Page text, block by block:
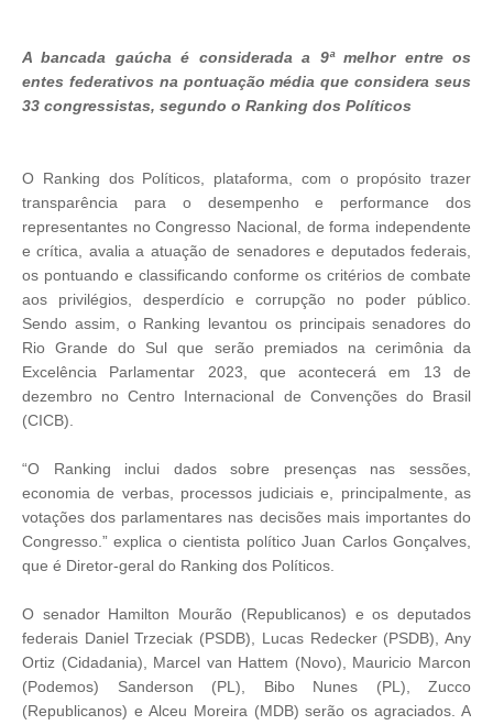
A bancada gaúcha é considerada a 9ª melhor entre os
entes federativos na pontuação média que considera seus
33 congressistas, segundo o Ranking dos Políticos
O Ranking dos Políticos, plataforma, com o propósito trazer
transparência para o desempenho e performance dos
representantes no Congresso Nacional, de forma independente
e crítica, avalia a atuação de senadores e deputados federais,
os pontuando e classificando conforme os critérios de combate
aos privilégios, desperdício e corrupção no poder público.
Sendo assim, o Ranking levantou os principais senadores do
Rio Grande do Sul que serão premiados na cerimônia da
Excelência Parlamentar 2023, que acontecerá em 13 de
dezembro no Centro Internacional de Convenções do Brasil
(CICB).
“O Ranking inclui dados sobre presenças nas sessões,
economia de verbas, processos judiciais e, principalmente, as
votações dos parlamentares nas decisões mais importantes do
Congresso.” explica o cientista político Juan Carlos Gonçalves,
que é Diretor-geral do Ranking dos Políticos.
O senador Hamilton Mourão (Republicanos) e os deputados
federais Daniel Trzeciak (PSDB), Lucas Redecker (PSDB), Any
Ortiz (Cidadania), Marcel van Hattem (Novo), Mauricio Marcon
(Podemos) Sanderson (PL), Bibo Nunes (PL), Zucco
(Republicanos) e Alceu Moreira (MDB) serão os agraciados. A